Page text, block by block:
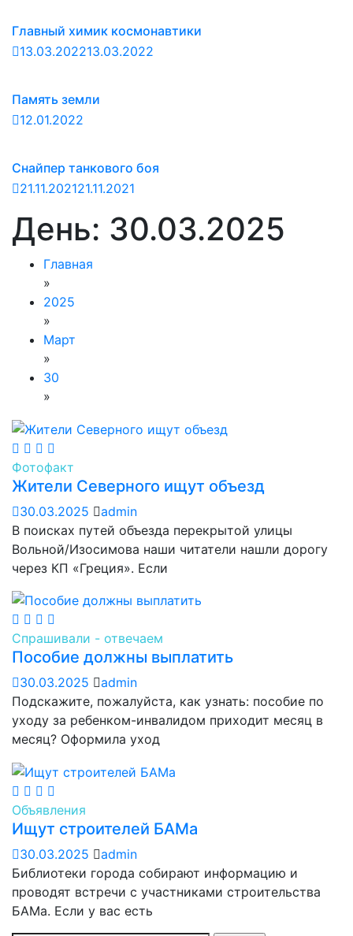
Главный химик космонавтики
13.03.202213.03.2022
Память земли
12.01.2022
Снайпер танкового боя
21.11.202121.11.2021
День: 30.03.2025
Главная
»
2025
»
Март
»
30
»
Фотофакт
Жители Северного ищут объезд
30.03.2025
admin
В поисках путей объезда перекрытой улицы
Вольной/Изосимова наши читатели нашли дорогу
через КП «Греция». Если
Спрашивали - отвечаем
Пособие должны выплатить
30.03.2025
admin
Подскажите, пожалуйста, как узнать: пособие по
уходу за ребенком-инвалидом приходит месяц в
месяц? Оформила уход
Объявления
Ищут строителей БАМа
30.03.2025
admin
Библиотеки города собирают информацию и
проводят встречи с участниками строительства
БАМа. Если у вас есть